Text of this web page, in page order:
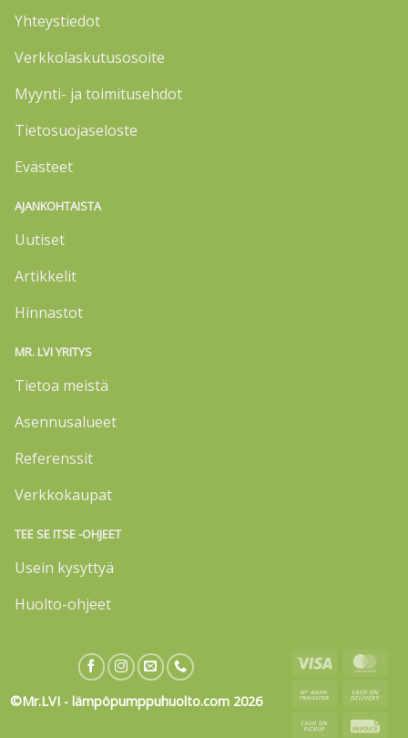
Yhteystiedot
Verkkolaskutusosoite
Myynti- ja toimitusehdot
Tietosuojaseloste
Evästeet
AJANKOHTAISTA
Uutiset
Artikkelit
Hinnastot
MR. LVI YRITYS
Tietoa meistä
Asennusalueet
Referenssit
Verkkokaupat
TEE SE ITSE -OHJEET
Usein kysyttyä
Huolto-ohjeet
©Mr.LVI - lämpöpumppuhuolto.com 2026
Visa
Bank
Cash